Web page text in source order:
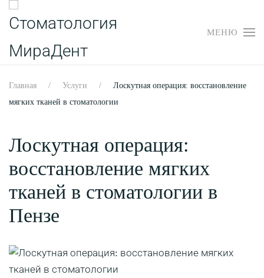
к
содержимому
МЕНЮ
Главная Услуги
Лоскутная операция: восстановление
мягких тканей в стоматологии
Лоскутная операция:
восстановление мягких
тканей в стоматологии в
Пензе